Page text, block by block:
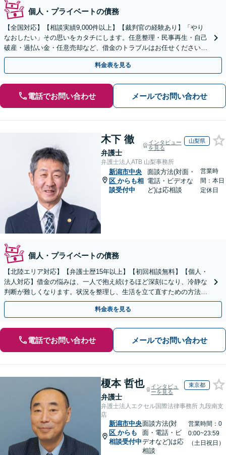
個人・プライベートの債務
【全国対応】【相談実績9,000件以上】【裁判官の経験あり】「やり
なおしたい」その思いをカタチにします。任意整理・民事再生・自己
破産・過払い金・任意売却など、借金のトラブルはお任せください。
【初回相談無料】【全国対応可能】
料金表を見る
電話でお問い合わせ メールでお問い合わせ
木下 徹
弁護士
インタビュー
を見る
山梨県
弁護士法人ATB 山梨事務所
新潟市中央
区 からも相
談受付中
面談方法(対面・
電話・ビデオな
ど)は応相談
営業時
間：本日
定休日
個人・プライベートの債務
【北陸エリア対応】【弁護士歴15年以上】【初回相談無料】【個人・
法人対応】借金の悩みは、一人で抱え続けるほど深刻になり、冷静な
判断が難しくなります。状況を整理し、生活を立て直すための方法は
あります。まずは当事務所へ、一度ご相談ください。
料金表を見る
電話でお問い合わせ メールでお問い合わせ
榎本 哲也
弁護士
インタビュ
ーを見る
東京都
弁護士法人エクセル国際法律事務所 九段南支
店
新潟市中央
区 からも
相談受付中
面談方法(対
面・電話・ビ
デオなど)は応
相談
営業時間：0
0:00~23:59
（土日祝日）